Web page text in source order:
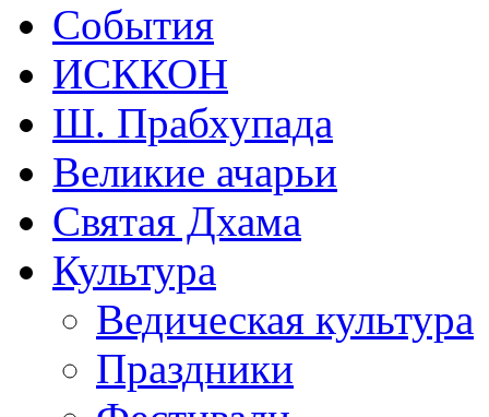
События
ИСККОН
Ш. Прабхупада
Великие ачарьи
Святая Дхама
Культура
Ведическая культура
Праздники